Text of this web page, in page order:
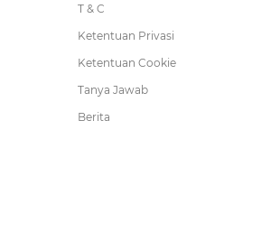
T & C
Ketentuan Privasi
Ketentuan Cookie
Tanya Jawab
Berita